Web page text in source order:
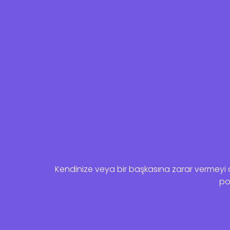
Kendinize veya bir başkasına zarar vermeyi